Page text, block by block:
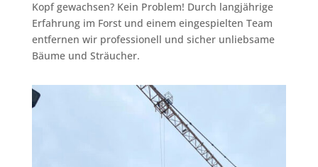
Kopf gewachsen? Kein Problem! Durch langjährige
Erfahrung im Forst und einem eingespielten Team
entfernen wir professionell und sicher unliebsame
Bäume und Sträucher.